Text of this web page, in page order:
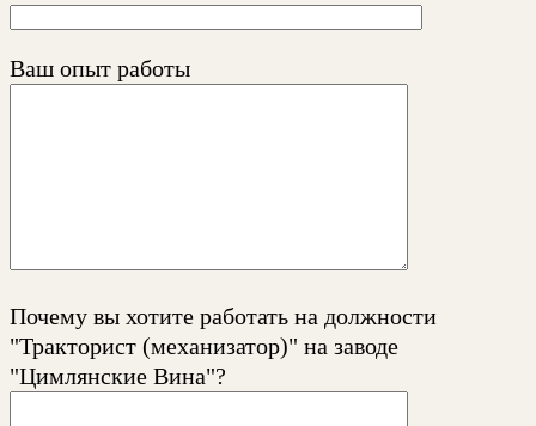
Ваш опыт работы
Почему вы хотите работать на должности
"Тракторист (механизатор)" на заводе
"Цимлянские Вина"?